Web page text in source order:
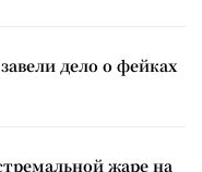
дело о фейках
жаре на